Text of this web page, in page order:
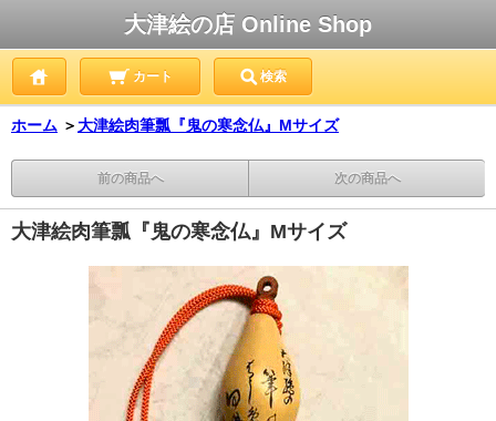
大津絵の店 Online Shop
カート 検索
ホーム ＞大津絵肉筆瓢『鬼の寒念仏』Mサイズ
前の商品へ 次の商品へ
大津絵肉筆瓢『鬼の寒念仏』Mサイズ